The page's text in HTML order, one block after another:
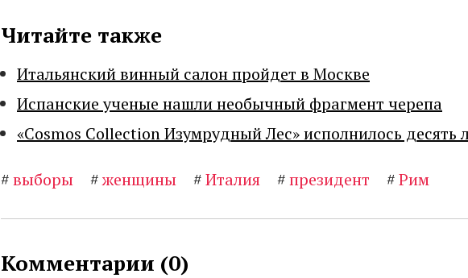
Читайте также
Итальянский винный салон пройдет в Москве
Испанские ученые нашли необычный фрагмент черепа
«Cosmos Collection Изумрудный Лес» исполнилось десять
#выборы #женщины #Италия #президент #Рим
Комментарии (0)